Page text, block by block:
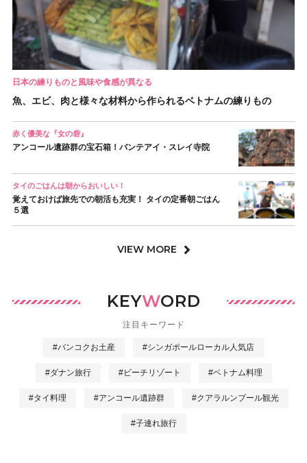
日本の練りものと風味や食感が異なる
魚、エビ、肉と様々な材料から作られるベトナムの練りもの
赤く優美な『女の砦』
アンコール遺跡群の宝石箱！バンテアイ・スレイ寺院
タイのごはんは朝からおいしい！
覚えておけば旅先での朝活も充実！ タイの定番朝ごはん
５選
VIEW MORE
KEYWORD
注目キーワード
#バンコクお土産 #シンガポールローカル人気店
#ダナン旅行 #ビーチリゾート #ベトナム料理
#タイ料理 #アンコール遺跡群 #クアラルンプール観光
#子連れ旅行